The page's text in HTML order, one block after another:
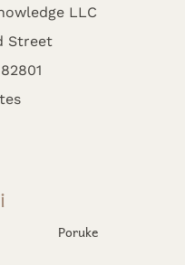
LLC
Street
Poruke